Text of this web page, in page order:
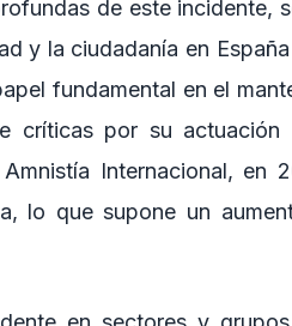
de este incidente,
y la ciudadanía en
fundamental en el
críticas por su actuación
Internacional, en
lo que supone un